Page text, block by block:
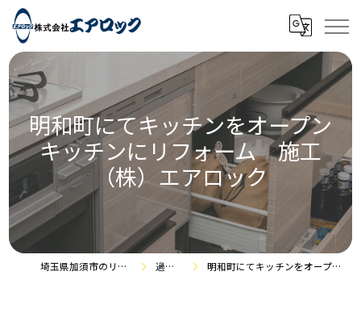
明和町にてキッチンをオープン
キッチンにリフォーム 施工
（株）エアロック
埼玉県加須市のリフォームなら株式会社エアロック 過去の施工事例 明和町にてキッチンをオープンキッチンにリフォーム 施工（株）エアロック